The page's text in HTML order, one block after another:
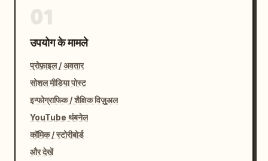
उपयोग के मामले
प्रोफ़ाइल / अवतार
सोशल मीडिया पोस्ट
इन्फोग्राफिक / शैक्षिक विज़ुअल
YouTube थंबनेल
कॉमिक / स्टोरीबोर्ड
और देखें